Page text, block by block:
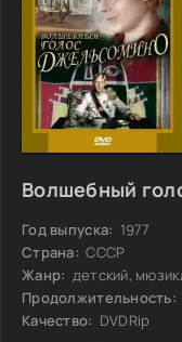
Волшебный
Год выпуска: 1977
Страна: СССР
Жанр: детский,
Продолжительность:
Качество: DVDRip